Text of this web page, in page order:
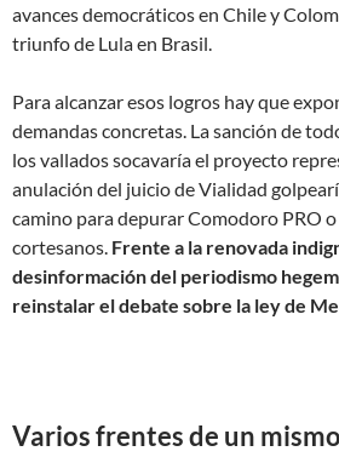
avances democráticos en Chile y
triunfo de Lula en Brasil.
Para alcanzar esos logros hay que
demandas concretas. La sanción de
los vallados socavaría el proyecto
anulación del juicio de Vialidad
camino para depurar Comodoro PRO
cortesanos. Frente a la renovada
desinformación del periodismo
reinstalar el debate sobre la ley de
Varios frentes de un